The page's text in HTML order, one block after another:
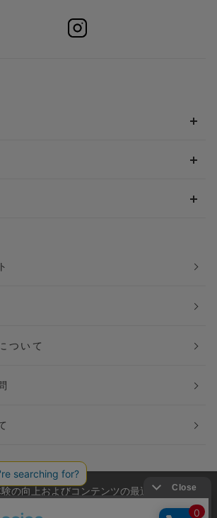
ついて
の向上およびコンテンツの最適な提供、ト
的としてCookieを使用しています。